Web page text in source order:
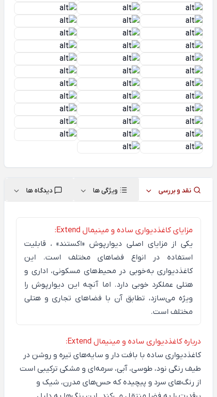
نقد و بررسی ویژگی ها دیدگاه ها
مزایای کاغذدیواری ساده و مینیمال Extend:
یکی از مزایای اصلی دیوارپوش «اکستند»، قابلیت
استفاده در انواع فضاهای مختلف است. این
کاغذدیواری به‌خوبی در محیط‌های مسکونی، اداری و
هتلی عملکرد خوبی دارد. اما آنچه این دیوارپوش را
ویژه می‌سازد، تطابق آن با فضاهای تجاری و هتلی
مختلف است.
درباره کاغذدیواری ساده و مینیمال Extend:
کاغذدیواری ساده با بافت دار و سایه‌های تیره و روشن در
طیف رنگی نود، طوسی، آبی، سرمه‌ای و مشکی ترکیبی است
از رنگ‌های سرد و پیچیده که حس‌های مدرن، شیک و